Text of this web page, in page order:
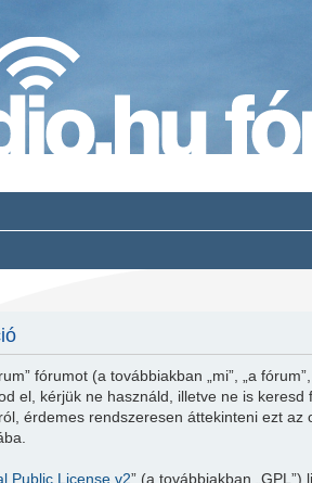
fórumot (a továbbiakban „mi”, „a
el, kérjük ne használd, illetve ne is
érdemes rendszeresen áttekinteni ezt
Public License v2” (a továbbiakban